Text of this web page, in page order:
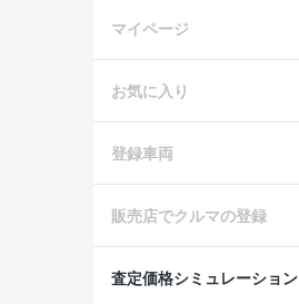
マイページ
お気に入り
登録車両
販売店でクルマの登録
査定価格シミュレーション